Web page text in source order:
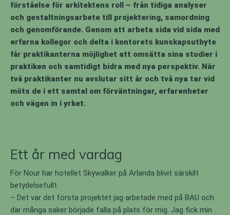
förståelse för arkitektens roll – från tidiga analyser
och gestaltningsarbete till projektering, samordning
och genomförande. Genom att arbeta sida vid sida med
erfarna kollegor och delta i kontorets kunskapsutbyte
får praktikanterna möjlighet att omsätta sina studier i
praktiken och samtidigt bidra med nya perspektiv. När
två praktikanter nu avslutar sitt år och två nya tar vid
möts de i ett samtal om förväntningar, erfarenheter
och vägen in i yrket.
Ett år med vardag
För Nour har hotellet Skywalker på Arlanda blivit särskilt
betydelsefullt.
– Det var det första projektet jag arbetade med på BAU och
där många saker började falla på plats för mig. Jag fick min